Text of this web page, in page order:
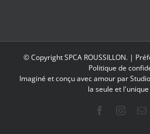
© Copyright SPCA ROUSSILLON. |
Politique de
Imaginé et conçu avec amour par
la seule et l'unique
Facebook